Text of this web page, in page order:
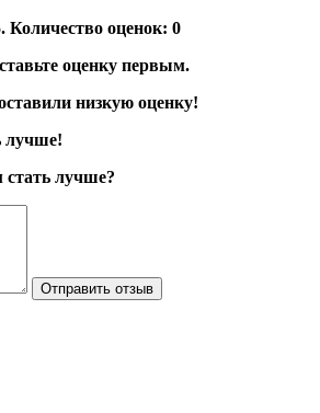
Количество оценок: 0
оценку первым.
низкую оценку!
лучше!
стать лучше?
Отправить отзыв